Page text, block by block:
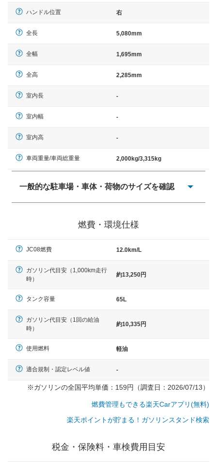
ハンドル位置 右
全長 5,080mm
全幅 1,695mm
全高 2,285mm
室内長 -
室内幅 -
室内高 -
車両重量/車両総重量 2,000kg/3,315kg
一般的な駐車場・車体・荷物のサイズを確認
× 長さ 5,000mm 車路幅 5,000mmというサイズが標準値
燃費・環境仕様
JC08燃費 12.0km/L
ガソリン代目安（1,000km走行
時）
約13,250円
タンク容量 65L
ガソリン代目安（1回の給油
時）
約10,335円
使用燃料 軽油
適合規制・認定レベル値 -
※ガソリンの全国平均単価：159円（調査日：2026/07/13）
燃費管理もできる楽天Carアプリ(無料)
楽天ポイントが貯まる！ガソリンスタンド検索
税金・保険料・車検費用目安